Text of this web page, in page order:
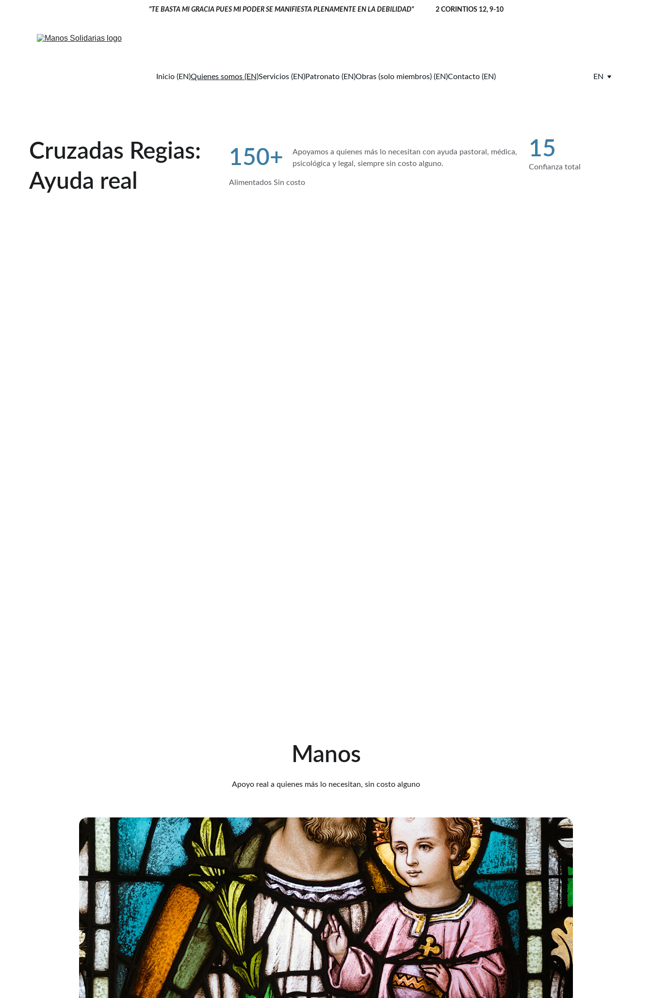
"TE BASTA MI GRACIA PUES MI PODER SE MANIFIESTA PLENAMENTE EN LA DEBILIDAD"
              2 CORINTIOS 12, 9-10
Inicio (EN)Quienes somos (EN)Servicios (EN)Patronato (EN)Obras (solo miembros) (EN)Contacto (EN) EN
Cruzadas Regias:
Ayuda real
Apoyamos a quienes más lo necesitan con ayuda pastoral, médica,
psicológica y legal, siempre sin costo alguno.
150+ 15
Confianza total
Alimentados Sin costo
Manos
Apoyo real a quienes más lo necesitan, sin costo alguno